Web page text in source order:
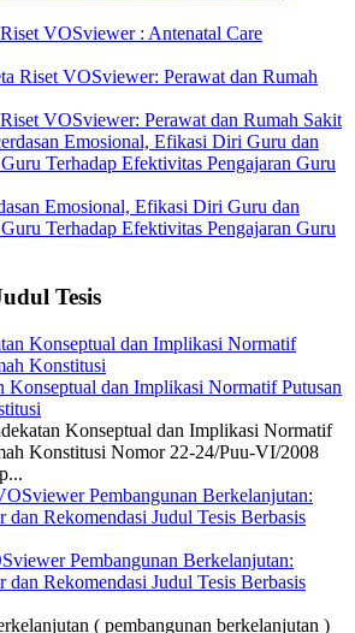
VOSviewer : Antenatal Care
VOSviewer: Perawat dan Rumah Sakit
Emosional, Efikasi Diri Guru dan
Terhadap Efektivitas Pengajaran Guru
Tesis
Konseptual dan Implikasi Normatif Putusan
Konseptual dan Implikasi Normatif
Konstitusi Nomor 22-24/Puu-VI/2008
Pembangunan Berkelanjutan:
dan Rekomendasi Judul Tesis Berbasis
( pembangunan berkelanjutan )